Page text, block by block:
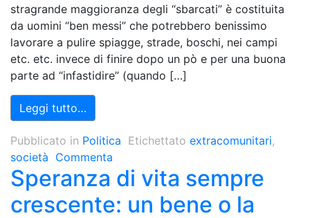
stragrande maggioranza degli “sbarcati” è costituita
da uomini “ben messi” che potrebbero benissimo
lavorare a pulire spiagge, strade, boschi, nei campi
etc. etc. invece di finire dopo un pò e per una buona
parte ad “infastidire” (quando […]
Leggi tutto…
Pubblicato in Politica Etichettato extracomunitari,
società Commenta
Speranza di vita sempre
crescente: un bene o la